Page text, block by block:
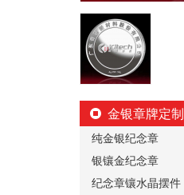
金银章牌定制
纯金银纪念章
银镶金纪念章
纪念章镶水晶摆件